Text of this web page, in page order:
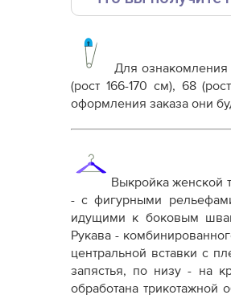
Выкройка PDF для
от выбора формата
Инструкция-
Дополнительные файлы:
Терминология
Терминология ВТО
Дополнение к
Как распечатывать
Как скорректировать
Для
(рост 166-170 см), 68
оформления заказа они
Выкройка женской
- с фигурными
идущими к боковым
Рукава -
центральной вставки с
запястья, по низу - на
обработана трикотажной